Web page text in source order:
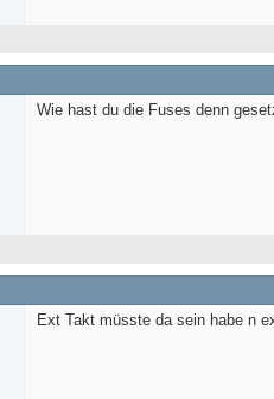
Wie hast du die Fuses denn
Ext Takt müsste da sein habe n